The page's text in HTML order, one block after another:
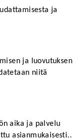
ja
ja luovutuksen
niitä
aika ja palvelu
asianmukaisesti..